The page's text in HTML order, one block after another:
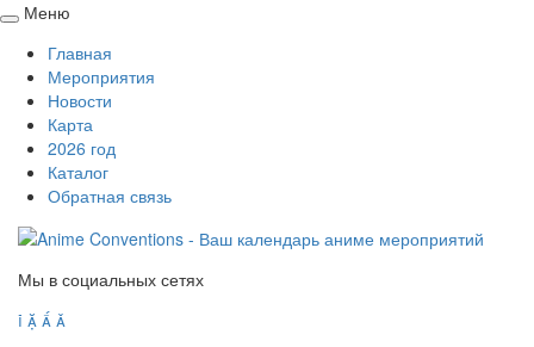
Свернуть
развернуть
Меню
Главная
Мероприятия
Новости
Карта
2026 год
Каталог
Обратная связь
Мы в социальных сетях
   